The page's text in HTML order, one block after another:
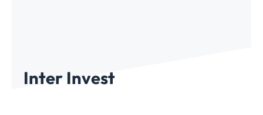
Inter Invest